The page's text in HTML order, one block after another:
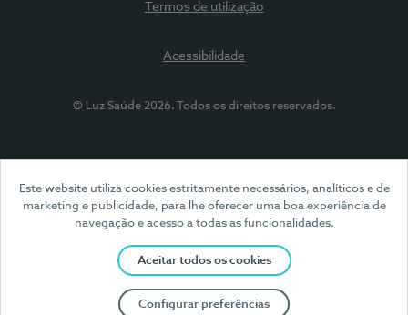
Este website utiliza cookies estritamente necessários, analíticos e de
marketing e publicidade, para lhe oferecer uma boa experiência de
navegação e acesso a todas as funcionalidades.
Aceitar todos os cookies
Configurar preferências
Termos de utilização
Acessibilidade
© Luz Saúde 2026. Todos os direitos reservados.